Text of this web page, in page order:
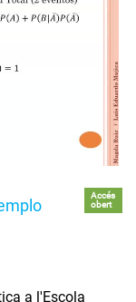
Accés
obert
a l'Escola